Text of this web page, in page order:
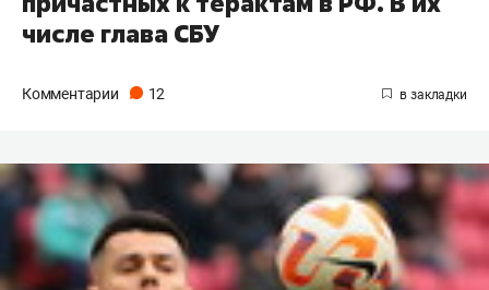
числе глава СБУ
Комментарии 12